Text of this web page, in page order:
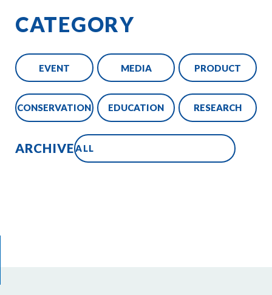
CATEGORY
EVENT MEDIA PRODUCT
CONSERVATION EDUCATION RESEARCH
ARCHIVE